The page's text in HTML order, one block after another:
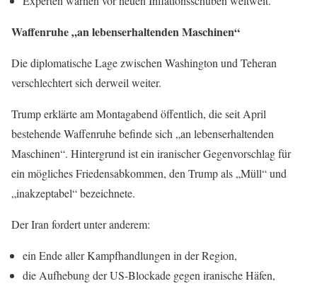
Waffenruhe „an lebenserhaltenden Maschinen“
Die diplomatische Lage zwischen Washington und Teheran
verschlechtert sich derweil weiter.
Trump erklärte am Montagabend öffentlich, die seit April
bestehende Waffenruhe befinde sich „an lebenserhaltenden
Maschinen“. Hintergrund ist ein iranischer Gegenvorschlag für
ein mögliches Friedensabkommen, den Trump als „Müll“ und
„inakzeptabel“ bezeichnete.
Der Iran fordert unter anderem:
ein Ende aller Kampfhandlungen in der Region,
die Aufhebung der US-Blockade gegen iranische Häfen,